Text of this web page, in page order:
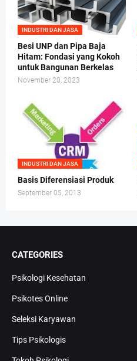
INDUSTRI DAN JASA
Besi UNP dan Pipa Baja
Hitam: Fondasi yang Kokoh
untuk Bangunan Berkelas
November 20, 2023
INDUSTRI DAN JASA
Basis Diferensiasi Produk
September 05, 2013
CATEGORIES
Psikologi Kesehatan
Psikotes Online
Seleksi Karyawan
Tips Psikologis